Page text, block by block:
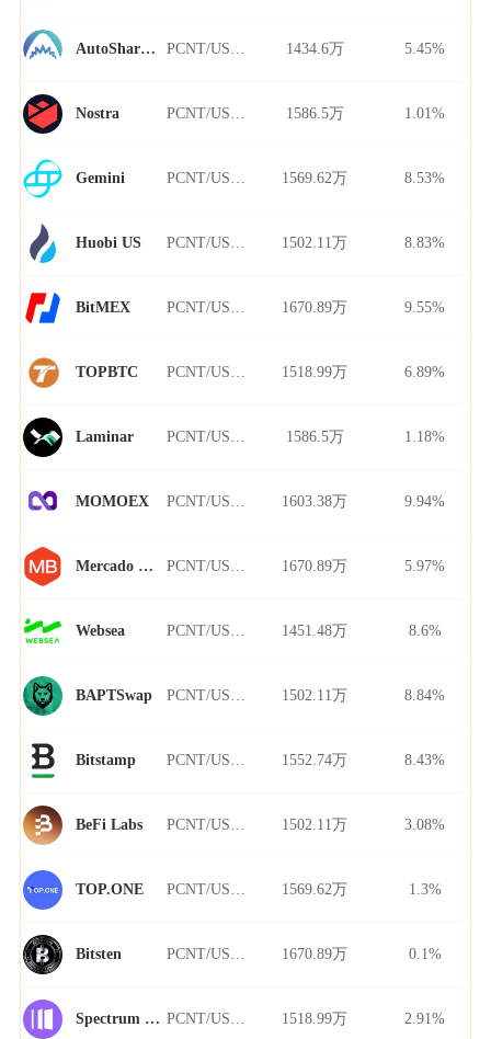
AutoShark Finance 1434.6万 5.45%
Nostra 1586.5万 1.01%
Gemini 1569.62万 8.53%
Huobi US 1502.11万 8.83%
BitMEX 1670.89万 9.55%
TOPBTC 1518.99万 6.89%
Laminar 1586.5万 1.18%
MOMOEX 1603.38万 9.94%
Mercado Bitcoin 1670.89万 5.97%
Websea 1451.48万 8.6%
BAPTSwap 1502.11万 8.84%
Bitstamp 1552.74万 8.43%
BeFi Labs 1502.11万 3.08%
TOP.ONE 1569.62万 1.3%
Bitsten 1670.89万 0.1%
Spectrum Finance 1518.99万 2.91%